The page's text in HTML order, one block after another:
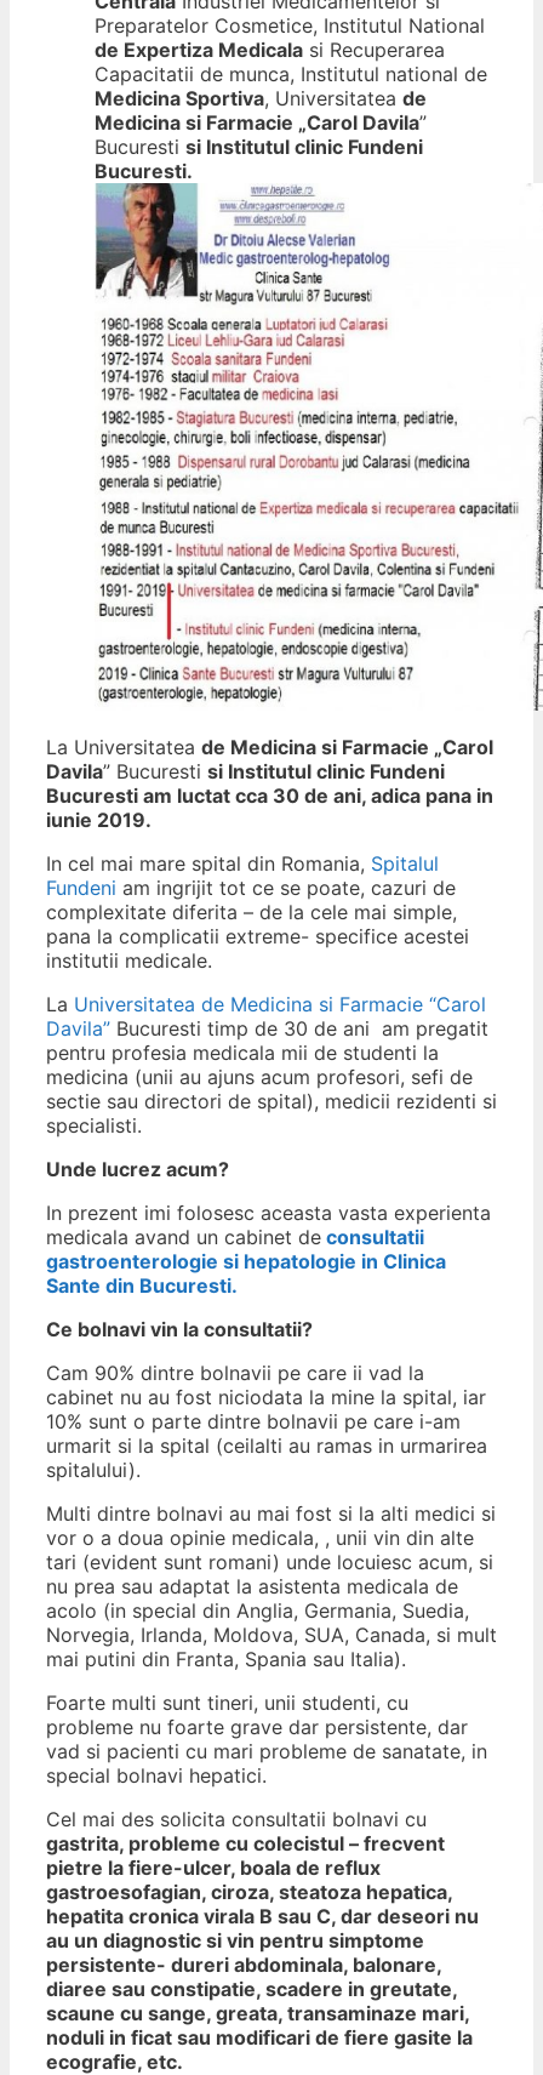
Preparatelor Cosmetice, Institutul National
de Expertiza Medicala si Recuperarea
Capacitatii de munca, Institutul national de
Medicina Sportiva, Universitatea de
Medicina si Farmacie „Carol Davila”
Bucuresti si Institutul clinic Fundeni
Bucuresti.
La Universitatea de Medicina si Farmacie „Carol
Davila” Bucuresti si Institutul clinic Fundeni
Bucuresti am luctat cca 30 de ani, adica pana in
iunie 2019.
In cel mai mare spital din Romania, Spitalul
Fundeni am ingrijit tot ce se poate, cazuri de
complexitate diferita – de la cele mai simple,
pana la complicatii extreme- specifice acestei
institutii medicale.
La Universitatea de Medicina si Farmacie “Carol
Davila” Bucuresti timp de 30 de ani am pregatit
pentru profesia medicala mii de studenti la
medicina (unii au ajuns acum profesori, sefi de
sectie sau directori de spital), medicii rezidenti si
specialisti.
Unde lucrez acum?
In prezent imi folosesc aceasta vasta experienta
medicala avand un cabinet de consultatii
gastroenterologie si hepatologie in Clinica
Sante din Bucuresti.
Ce bolnavi vin la consultatii?
Cam 90% dintre bolnavii pe care ii vad la
cabinet nu au fost niciodata la mine la spital, iar
10% sunt o parte dintre bolnavii pe care i-am
urmarit si la spital (ceilalti au ramas in urmarirea
spitalului).
Multi dintre bolnavi au mai fost si la alti medici si
vor o a doua opinie medicala, , unii vin din alte
tari (evident sunt romani) unde locuiesc acum, si
nu prea sau adaptat la asistenta medicala de
acolo (in special din Anglia, Germania, Suedia,
Norvegia, Irlanda, Moldova, SUA, Canada, si mult
mai putini din Franta, Spania sau Italia).
Foarte multi sunt tineri, unii studenti, cu
probleme nu foarte grave dar persistente, dar
vad si pacienti cu mari probleme de sanatate, in
special bolnavi hepatici.
Cel mai des solicita consultatii bolnavi cu
gastrita, probleme cu colecistul – frecvent
pietre la fiere-ulcer, boala de reflux
gastroesofagian, ciroza, steatoza hepatica,
hepatita cronica virala B sau C, dar deseori nu
au un diagnostic si vin pentru simptome
persistente- dureri abdominala, balonare,
diaree sau constipatie, scadere in greutate,
scaune cu sange, greata, transaminaze mari,
noduli in ficat sau modificari de fiere gasite la
ecografie, etc.